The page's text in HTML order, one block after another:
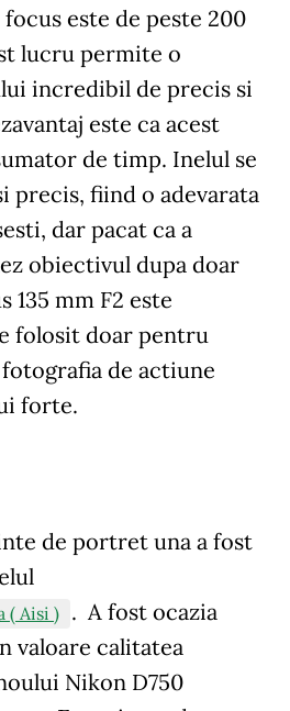
este de peste 200
lucru permite o
incredibil de precis si
este ca acest
de timp. Inelul se
precis, fiind o adevarata
dar pacat ca a
obiectivul dupa doar
135 mm F2 este
folosit doar pentru
de actiune
forte.
de portret una a fost
( Aisi )
. A fost ocazia
valoare calitatea
Nikon D750